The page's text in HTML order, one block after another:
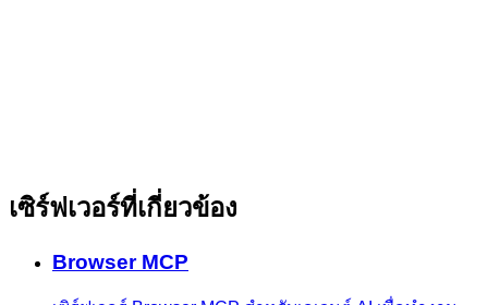
เซิร์ฟเวอร์ที่เกี่ยวข้อง
Browser MCP